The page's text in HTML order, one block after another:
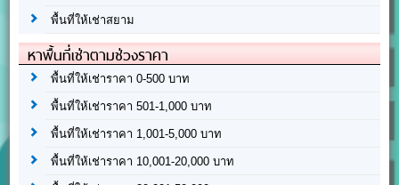
พื้นที่ให้เช่าสยาม
หาพื้นที่เช่าตามช่วงราคา
พื้นที่ให้เช่าราคา 0-500 บาท
พื้นที่ให้เช่าราคา 501-1,000 บาท
พื้นที่ให้เช่าราคา 1,001-5,000 บาท
พื้นที่ให้เช่าราคา 10,001-20,000 บาท